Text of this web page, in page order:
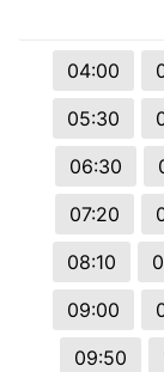
04:00
05:30
06:30
07:20
08:10
09:00
09:50